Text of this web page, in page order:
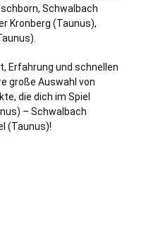
, Schwalbach
Kronberg (Taunus),
Erfahrung und schnellen
große Auswahl von
die dich im Spiel
– Schwalbach
(Taunus)!